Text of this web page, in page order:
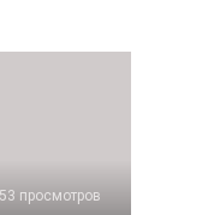
просмотров